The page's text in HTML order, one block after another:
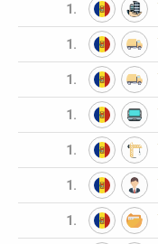
1.
1.
1.
1.
1.
1.
1.